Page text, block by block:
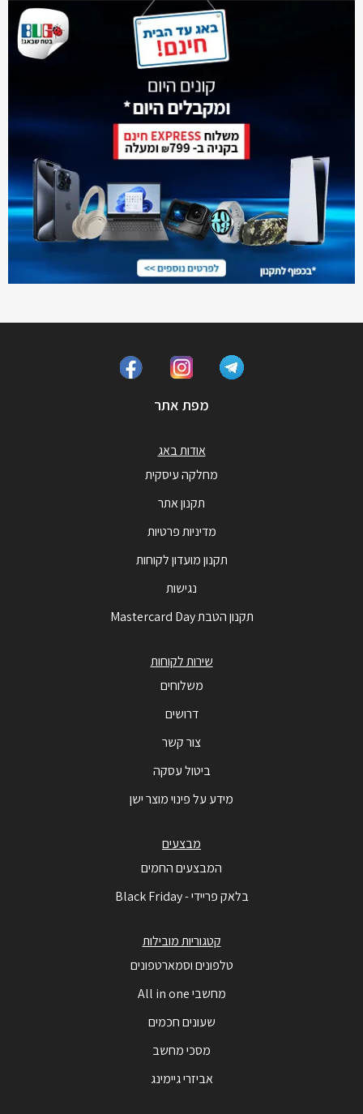
מפת אתר
אודות באג
מחלקה עיסקית
תקנון אתר
מדיניות פרטיות
תקנון מועדון לקוחות
נגישות
תקנון הטבת Mastercard Day
שירות לקוחות
משלוחים
דרושים
צור קשר
ביטול עסקה
מידע על פינוי מוצר ישן
מבצעים
המבצעים החמים
בלאק פריידי - Black Friday
קטגוריות מובילות
טלפונים וסמארטפונים
מחשבי All in one
שעונים חכמים
מסכי מחשב
אביזרי גיימינג